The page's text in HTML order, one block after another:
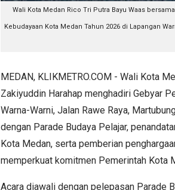
Wali Kota Medan Rico Tri Putra Bayu Waas
Kebudayaan Kota Medan Tahun 2026 di Lapangan
MEDAN, KLIKMETRO.COM - Wali Kota
Zakiyuddin Harahap menghadiri Gebyar
Warna-Warni, Jalan Rawe Raya,
dengan Parade Budaya Pelajar,
Kota Medan, serta pemberian
memperkuat komitmen Pemerintah Kota
Acara diawali dengan pelepasan Parade